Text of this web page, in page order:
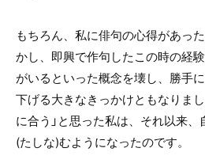
もちろん、私に俳句の心得があっ
かし、即興で作句したこの時の経
がいるといった概念を壊し、勝手
下げる大きなきっかけともなりま
に合う」と思った私は、それ以来
(たしな)むようになったのです。